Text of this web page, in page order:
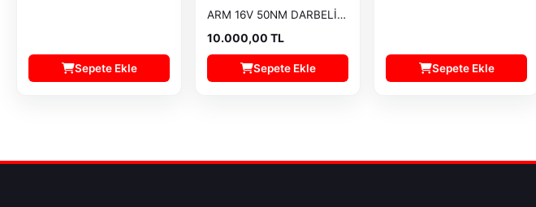
Sepete Ekle
ARM 16V 50NM DARBELİ VİDALAMA RB-DB2102T
10.000,00 TL
Sepete Ekle Sepete Ekle